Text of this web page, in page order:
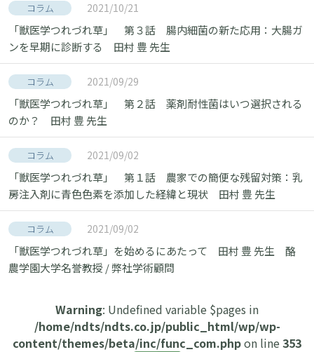
コラム 2021/10/21
「獣医学つれづれ草」 第３話 腸内細菌の新た応用：大腸ガ
ンを早期に診断する 田村 豊 先生
コラム 2021/09/29
「獣医学つれづれ草」 第２話 薬剤耐性菌はいつ選択される
のか？ 田村 豊 先生
コラム 2021/09/02
「獣医学つれづれ草」 第１話 農家での簡便な残留対策：乳
房注入剤に青色色素を添加した経緯と現状 田村 豊 先生
コラム 2021/09/02
「獣医学つれづれ草」を始めるにあたって 田村 豊 先生 酪
農学園大学名誉教授 / 弊社学術顧問
Warning: Undefined variable $pages in
/home/ndts/ndts.co.jp/public_html/wp/wp-
content/themes/beta/inc/func_com.phpon line353